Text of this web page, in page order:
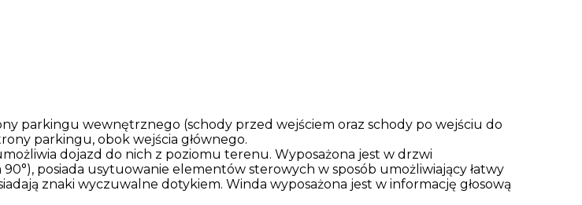
parkingu wewnętrznego (schody przed wejściem oraz schody po wejściu do
parkingu, obok wejścia głównego.
dojazd do nich z poziomu terenu. Wyposażona jest w drzwi
posiada usytuowanie elementów sterowych w sposób umożliwiający łatwy
znaki wyczuwalne dotykiem. Winda wyposażona jest w informację głosową